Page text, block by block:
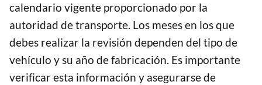
calendario vigente proporcionado por la
autoridad de transporte. Los meses en los que
debes realizar la revisión dependen del tipo de
vehículo y su año de fabricación. Es importante
verificar esta información y asegurarse de